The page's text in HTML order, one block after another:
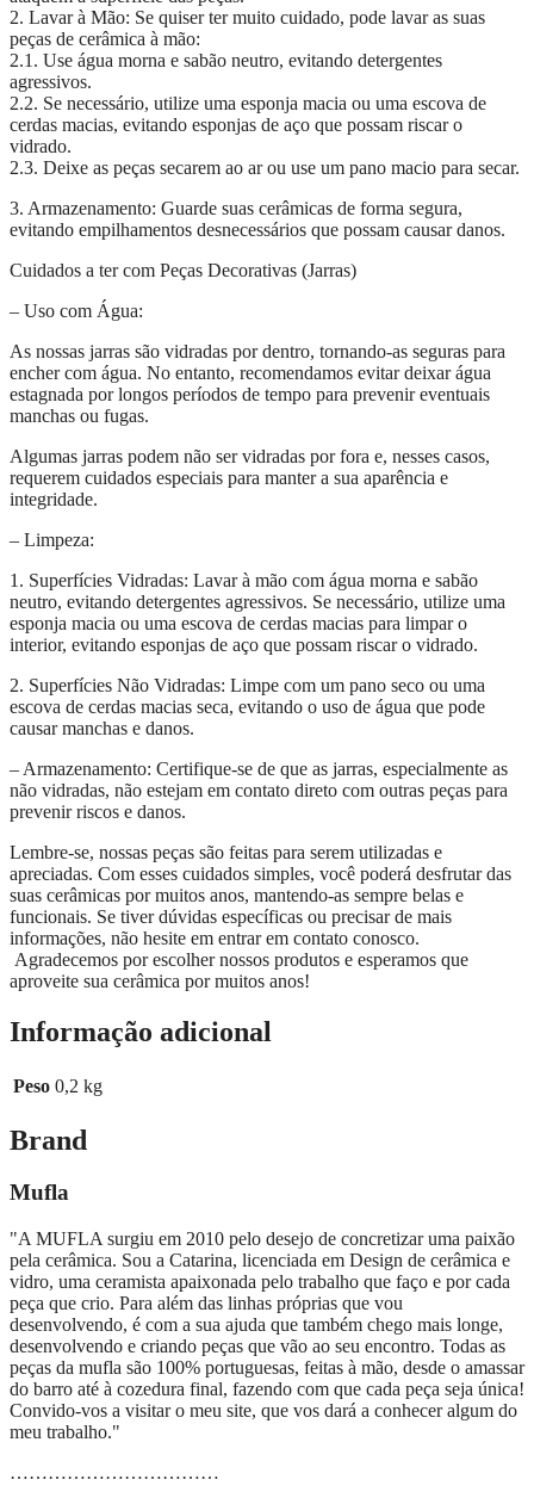
2. Lavar à Mão: Se quiser ter muito cuidado, pode lavar as suas
peças de cerâmica à mão:
2.1. Use água morna e sabão neutro, evitando detergentes
agressivos.
2.2. Se necessário, utilize uma esponja macia ou uma escova de
cerdas macias, evitando esponjas de aço que possam riscar o
vidrado.
2.3. Deixe as peças secarem ao ar ou use um pano macio para secar.
3. Armazenamento: Guarde suas cerâmicas de forma segura,
evitando empilhamentos desnecessários que possam causar danos.
Cuidados a ter com Peças Decorativas (Jarras)
– Uso com Água:
As nossas jarras são vidradas por dentro, tornando-as seguras para
encher com água. No entanto, recomendamos evitar deixar água
estagnada por longos períodos de tempo para prevenir eventuais
manchas ou fugas.
Algumas jarras podem não ser vidradas por fora e, nesses casos,
requerem cuidados especiais para manter a sua aparência e
integridade.
– Limpeza:
1. Superfícies Vidradas: Lavar à mão com água morna e sabão
neutro, evitando detergentes agressivos. Se necessário, utilize uma
esponja macia ou uma escova de cerdas macias para limpar o
interior, evitando esponjas de aço que possam riscar o vidrado.
2. Superfícies Não Vidradas: Limpe com um pano seco ou uma
escova de cerdas macias seca, evitando o uso de água que pode
causar manchas e danos.
– Armazenamento: Certifique-se de que as jarras, especialmente as
não vidradas, não estejam em contato direto com outras peças para
prevenir riscos e danos.
Lembre-se, nossas peças são feitas para serem utilizadas e
apreciadas. Com esses cuidados simples, você poderá desfrutar das
suas cerâmicas por muitos anos, mantendo-as sempre belas e
funcionais. Se tiver dúvidas específicas ou precisar de mais
informações, não hesite em entrar em contato conosco.
Agradecemos por escolher nossos produtos e esperamos que
aproveite sua cerâmica por muitos anos!
Informação adicional
Peso 0,2 kg
Brand
Mufla
"A MUFLA surgiu em 2010 pelo desejo de concretizar uma paixão
pela cerâmica. Sou a Catarina, licenciada em Design de cerâmica e
vidro, uma ceramista apaixonada pelo trabalho que faço e por cada
peça que crio. Para além das linhas próprias que vou
desenvolvendo, é com a sua ajuda que também chego mais longe,
desenvolvendo e criando peças que vão ao seu encontro. Todas as
peças da mufla são 100% portuguesas, feitas à mão, desde o amassar
do barro até à cozedura final, fazendo com que cada peça seja única!
Convido-vos a visitar o meu site, que vos dará a conhecer algum do
meu trabalho."
……………………………